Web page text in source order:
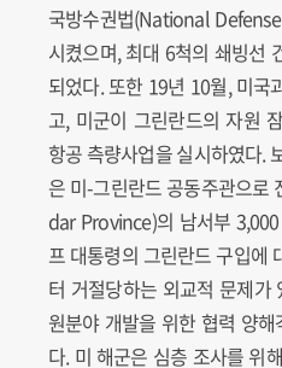
국방수권법(National
시켰으며, 최대 6척의 쇄빙선
되었다. 또한 19년 10월, 미국
고, 미군이 그린란드의 자원
항공 측량사업을 실시하였다.
은 미-그린란드 공동주관으로
dar Province)의 남서부
프 대통령의 그린란드 구입에
터 거절당하는 외교적 문제
원분야 개발을 위한 협력 양
다. 미 해군은 심층 조사를 위